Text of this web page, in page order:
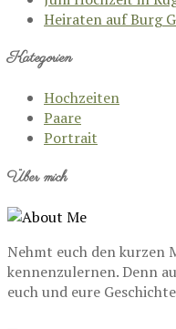
Heiraten auf Burg
Kategorien
Hochzeiten
Paare
Portrait
Über mich
Nehmt euch den kurzen
kennenzulernen. Denn
euch und eure